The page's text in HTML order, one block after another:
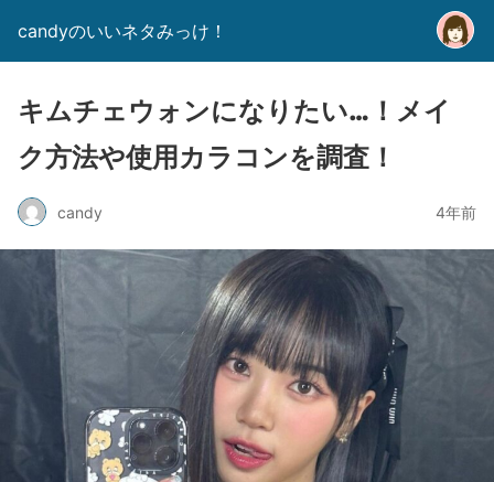
candyのいいネタみっけ！
キムチェウォンになりたい…！メイ
ク方法や使用カラコンを調査！
candy 4年前